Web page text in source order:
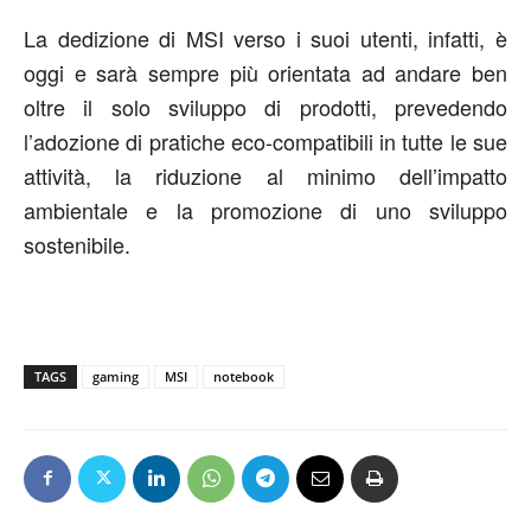
La dedizione di MSI verso i suoi utenti, infatti, è
oggi e sarà sempre più orientata ad andare ben
oltre il solo sviluppo di prodotti, prevedendo
l’adozione di pratiche eco-compatibili in tutte le sue
attività, la riduzione al minimo dell’impatto
ambientale e la promozione di uno sviluppo
sostenibile.
TAGS gaming MSI notebook